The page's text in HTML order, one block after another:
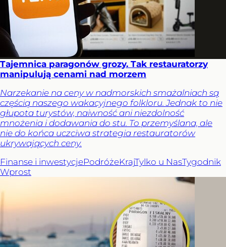
Tajemnica paragonów grozy. Tak restauratorzy
manipulują cenami nad morzem
Narzekanie na ceny w nadmorskich smażalniach są
częścią naszego wakacyjnego folkloru. Jednak to nie
głupota turystów, naiwność ani niezdolność
mnożenia i dodawania do stu. To przemyślana, ale
nie do końca uczciwa strategia restauratorów
ukrywających ceny.
Finanse i inwestycjePodróżeKrajTylko u NasTygodnik
Wprost